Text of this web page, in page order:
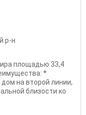
р-н
площадью 33,4
*
на второй линии,
близости ко